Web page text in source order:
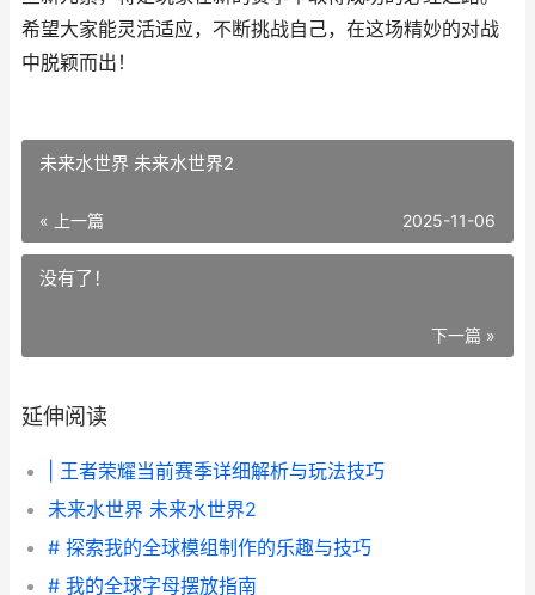
希望大家能灵活适应，不断挑战自己，在这场精妙的对战
中脱颖而出！
未来水世界 未来水世界2
« 上一篇 2025-11-06
没有了！
下一篇 »
延伸阅读
| 王者荣耀当前赛季详细解析与玩法技巧
未来水世界 未来水世界2
# 探索我的全球模组制作的乐趣与技巧
# 我的全球字母摆放指南